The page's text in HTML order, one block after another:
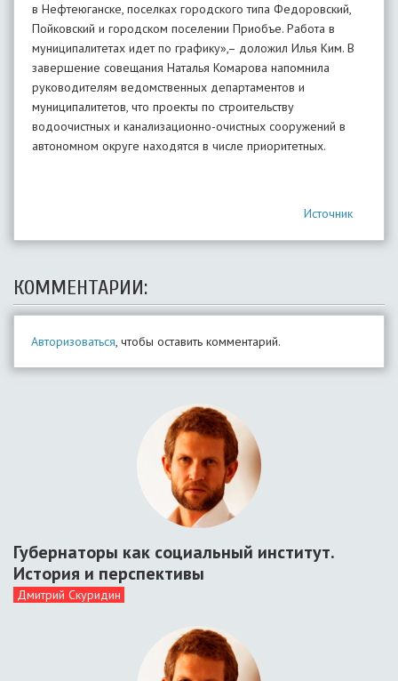
в Нефтеюганске, поселках городского типа Федоровский,
Пойковский и городском поселении Приобъе. Работа в
муниципалитетах идет по графику»,– доложил Илья Ким. В
завершение совещания Наталья Комарова напомнила
руководителям ведомственных департаментов и
муниципалитетов, что проекты по строительству
водоочистных и канализационно-очистных сооружений в
автономном округе находятся в числе приоритетных.
Источник
КОММЕНТАРИИ:
Авторизоваться, чтобы оставить комментарий.
Губернаторы как социальный институт.
История и перспективы
Дмитрий Скуридин